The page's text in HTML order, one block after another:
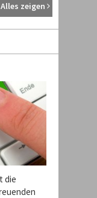
Alles zeigen
die